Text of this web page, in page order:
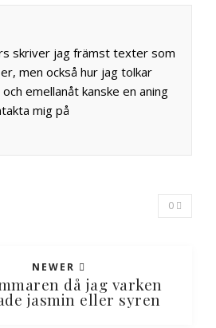
skriver jag främst texter som
men också hur jag tolkar
emellanåt kanske en aning
mig på
0
NEWER
då jag varken
jasmin eller syren